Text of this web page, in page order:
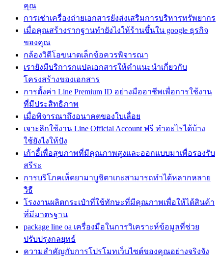
คุณ
การเช่าเครื่องถ่ายเอกสารยังส่งเสริมการบริหารทรัพยากร
เมื่อคุณสร้างรากฐานทํายังไงให้ร้านขึ้นใน google ธุรกิจ
ของคุณ
กล้องวิดีโอขนาดเล็กข้อควรพิจารณา
เรายังมีบริการกแปลเอกสารให้คำแนะนำเกี่ยวกับ
โครงสร้างของเอกสาร
การตั้งค่า Line Premium ID อย่างมืออาชีพเพื่อการใช้งาน
ที่มีประสิทธิภาพ
เมื่อพิจารณาถึงอนาคตของใบเลื่อย
เจาะลึกใช้งาน Line Official Account ฟรี ทำอะไรได้บ้าง
ใช้ยังไงให้ปัง
เก้าอี้เพื่อสุขภาพที่มีคุณภาพสูงและออกแบบมาเพื่อรองรับ
สรีระ
การบริโภคเห็ดยามาบูชิตาเกะสามารถทำได้หลากหลาย
วิธี
โรงงานผลิตกระเป๋าที่ใช้ทักษะที่มีคุณภาพเพื่อให้ได้สินค้า
ที่มีมาตรฐาน
package line oa เครื่องมือในการวิเคราะห์ข้อมูลที่ช่วย
ปรับปรุงกลยุทธ์
ความสำคัญกับการโปรโมทเว็บไซต์ของคุณอย่างจริงจัง